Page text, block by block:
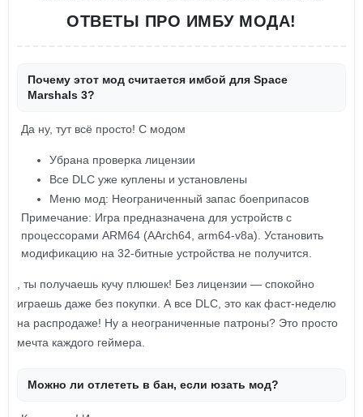
ОТВЕТЫ ПРО ИМБУ МОДА!
Почему этот мод считается имбой для Space
Marshals 3?
Да ну, тут всё просто! С модом
Убрана проверка лицензии
Все DLC уже куплены и установлены
Меню мод: Неограниченный запас боеприпасов
Примечание: Игра предназначена для устройств с
процессорами ARM64 (AArch64, arm64-v8a). Установить
модификацию на 32-битные устройства не получится.
, ты получаешь кучу плюшек! Без лицензии — спокойно
играешь даже без покупки. А все DLC, это как фаст-неделю
на распродаже! Ну а неограниченные патроны? Это просто
мечта каждого геймера.
Можно ли отлететь в бан, если юзать мод?